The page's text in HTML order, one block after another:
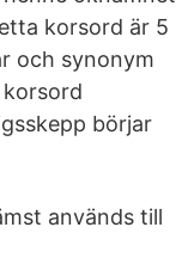
korsord är 5
och synonym
börjar
används till